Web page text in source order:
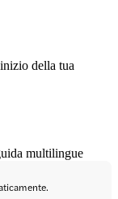
della tua
multilingue